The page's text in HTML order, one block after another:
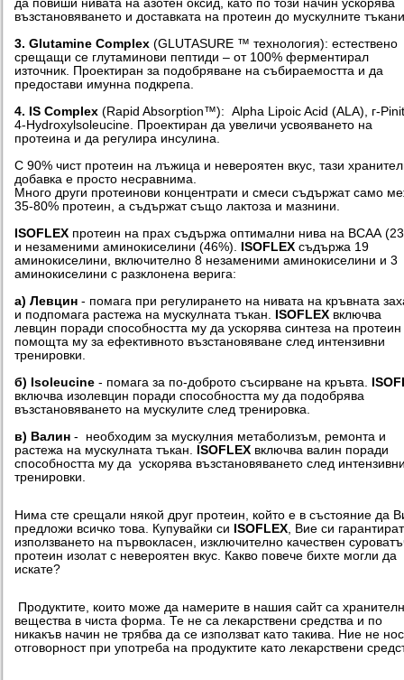
да повиши нивата на азотен оксид, като по този начин ускорява
възстановяването и доставката на протеин до мускулните
3. Glutamine Complex (GLUTASURE ™ технология): естествено
срещащи се глутаминови пептиди – от 100% ферментирал
източник. Проектиран за подобряване на събираемостта и да
предостави имунна подкрепа.
4. IS Complex (Rapid Absorption™): Alpha Lipoic Acid (ALA), г-
4-Hydroxylsoleucine. Проектиран да увеличи усвояването на
протеина и да регулира инсулина.
С 90% чист протеин на лъжица и невероятен вкус, тази
добавка е просто несравнима.
Много други протеинови концентрати и смеси съдържат само
35-80% протеин, а съдържат също лактоза и мазнини.
ISOFLEX протеин на прах съдържа оптимални нива на ВСАА
и незаменими аминокиселини (46%).
ISOFLEX съдържа 19
аминокиселини, включително 8 незаменими аминокиселини и 3
аминокиселини с разклонена верига:
а) Левцин - помага при регулирането на нивата на кръвната
и подпомага растежа на мускулната тъкан.
ISOFLEX включва
левцин поради способността му да ускорява синтеза на протеин
помощта му за ефективното възстановяване след интензивни
тренировки.
б) Isoleucine - помага за по-доброто съсирване на кръвта.
включва изолевцин поради способността му да подобрява
възстановяването на мускулите след тренировка.
в) Валин - необходим за мускулния метаболизъм, ремонта и
растежа на мускулната тъкан.
ISOFLEX включва валин поради
способността му да ускорява възстановяването след
тренировки.
Нима сте срещали някой друг протеин, който е в състояние да
предложи всичко това. Купувайки си ISOFLEX , Вие си
използването на първокласен, изключително качествен
протеин изолат с невероятен вкус. Какво повече бихте могли да
искате?
Продуктите, които може да намерите в нашия сайт са
вещества в чиста форма. Те не са лекарствени средства и по
никакъв начин не трябва да се използват като такива. Ние не
отговорност при употреба на продуктите като лекарствени